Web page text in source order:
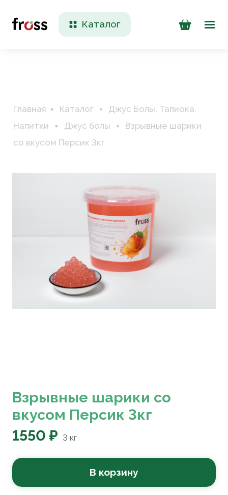
Каталог
Главная Каталог
Джус Болы, Тапиока,
Напитки
Джус болы
Взрывные шарики
со вкусом Персик 3кг
Взрывные шарики со
вкусом Персик 3кг
1550 ₽ 3 кг
В корзину